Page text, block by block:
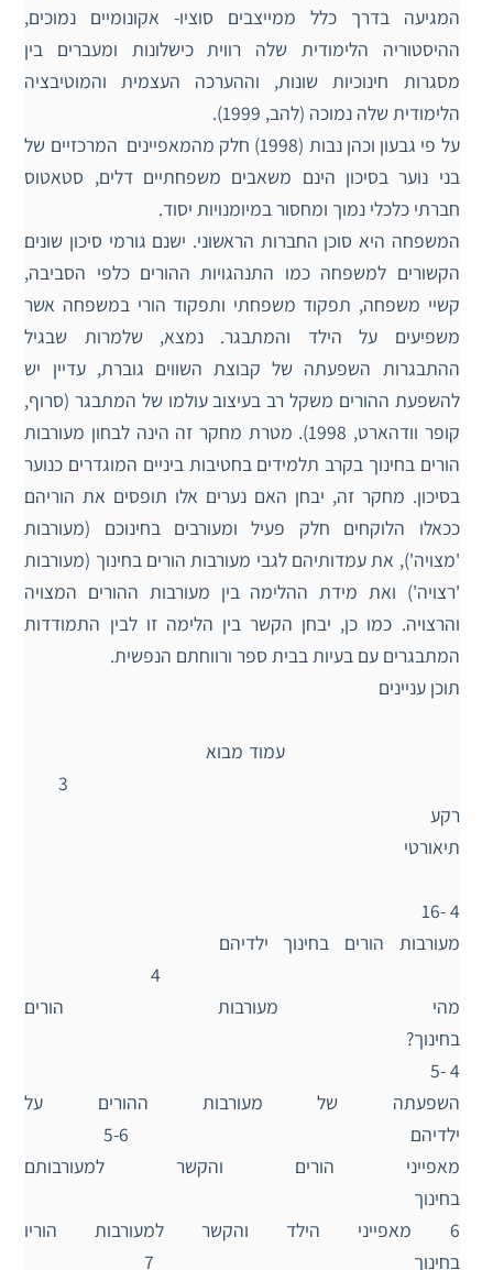
המגיעה בדרך כלל ממייצבים סוציו- אקונומיים נמוכים,
ההיסטוריה הלימודית שלה רווית כישלונות ומעברים בין
מסגרות חינוכיות שונות, וההערכה העצמית והמוטיבציה
הלימודית שלה נמוכה (להב, 1999).
על פי גבעון וכהן נבות (1998) חלק מהמאפיינים המרכזיים של
בני נוער בסיכון הינם משאבים משפחתיים דלים, סטאטוס
חברתי כלכלי נמוך ומחסור במיומנויות יסוד.
המשפחה היא סוכן החברות הראשוני. ישנם גורמי סיכון שונים
הקשורים למשפחה כמו התנהגויות ההורים כלפי הסביבה,
קשיי משפחה, תפקוד משפחתי ותפקוד הורי במשפחה אשר
משפיעים על הילד והמתבגר. נמצא, שלמרות שבגיל
ההתבגרות השפעתה של קבוצת השווים גוברת, עדיין יש
להשפעת ההורים משקל רב בעיצוב עולמו של המתבגר (סרוף,
קופר וודהארט, 1998). מטרת מחקר זה הינה לבחון מעורבות
הורים בחינוך בקרב תלמידים בחטיבות ביניים המוגדרים כנוער
בסיכון. מחקר זה, יבחן האם נערים אלו תופסים את הוריהם
ככאלו הלוקחים חלק פעיל ומעורבים בחינוכם (מעורבות
'מצויה'), את עמדותיהם לגבי מעורבות הורים בחינוך (מעורבות
'רצויה') ואת מידת ההלימה בין מעורבות ההורים המצויה
והרצויה. כמו כן, יבחן הקשר בין הלימה זו לבין התמודדות
המתבגרים עם בעיות בבית ספר ורווחתם הנפשית.
תוכן עניינים
עמוד מבוא
רקע
תיאורטי
4 -16
מעורבות הורים בחינוך ילדיהם
4
מהי מעורבות הורים
בחינוך?
4 -5
השפעתה של מעורבות ההורים על
ילדיהם 5-6
מאפייני הורים והקשר למעורבותם
בחינוך
6 מאפייני הילד והקשר למעורבות הוריו
בחינוך 7